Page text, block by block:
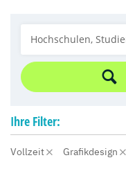
Ihre Filter:
Vollzeit Grafikdesign